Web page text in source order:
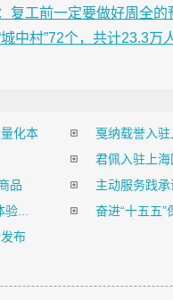
复工前一定要做好周全的
中村”72个，共计23.3万
化本
戛纳载誉入
君佩入驻上
品
主动服务践承
...
奋进“十五五”
布